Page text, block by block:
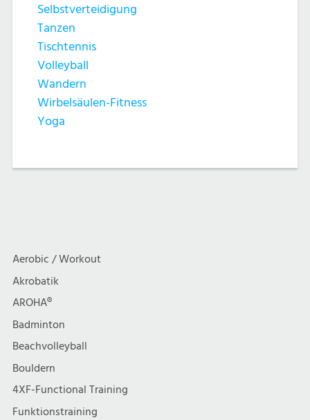
Selbstverteidigung
Tanzen
Tischtennis
Volleyball
Wandern
Wirbelsäulen-Fitness
Yoga
Aerobic / Workout
Akrobatik
AROHA®
Badminton
Beachvolleyball
Bouldern
4XF-Functional Training
Funktionstraining